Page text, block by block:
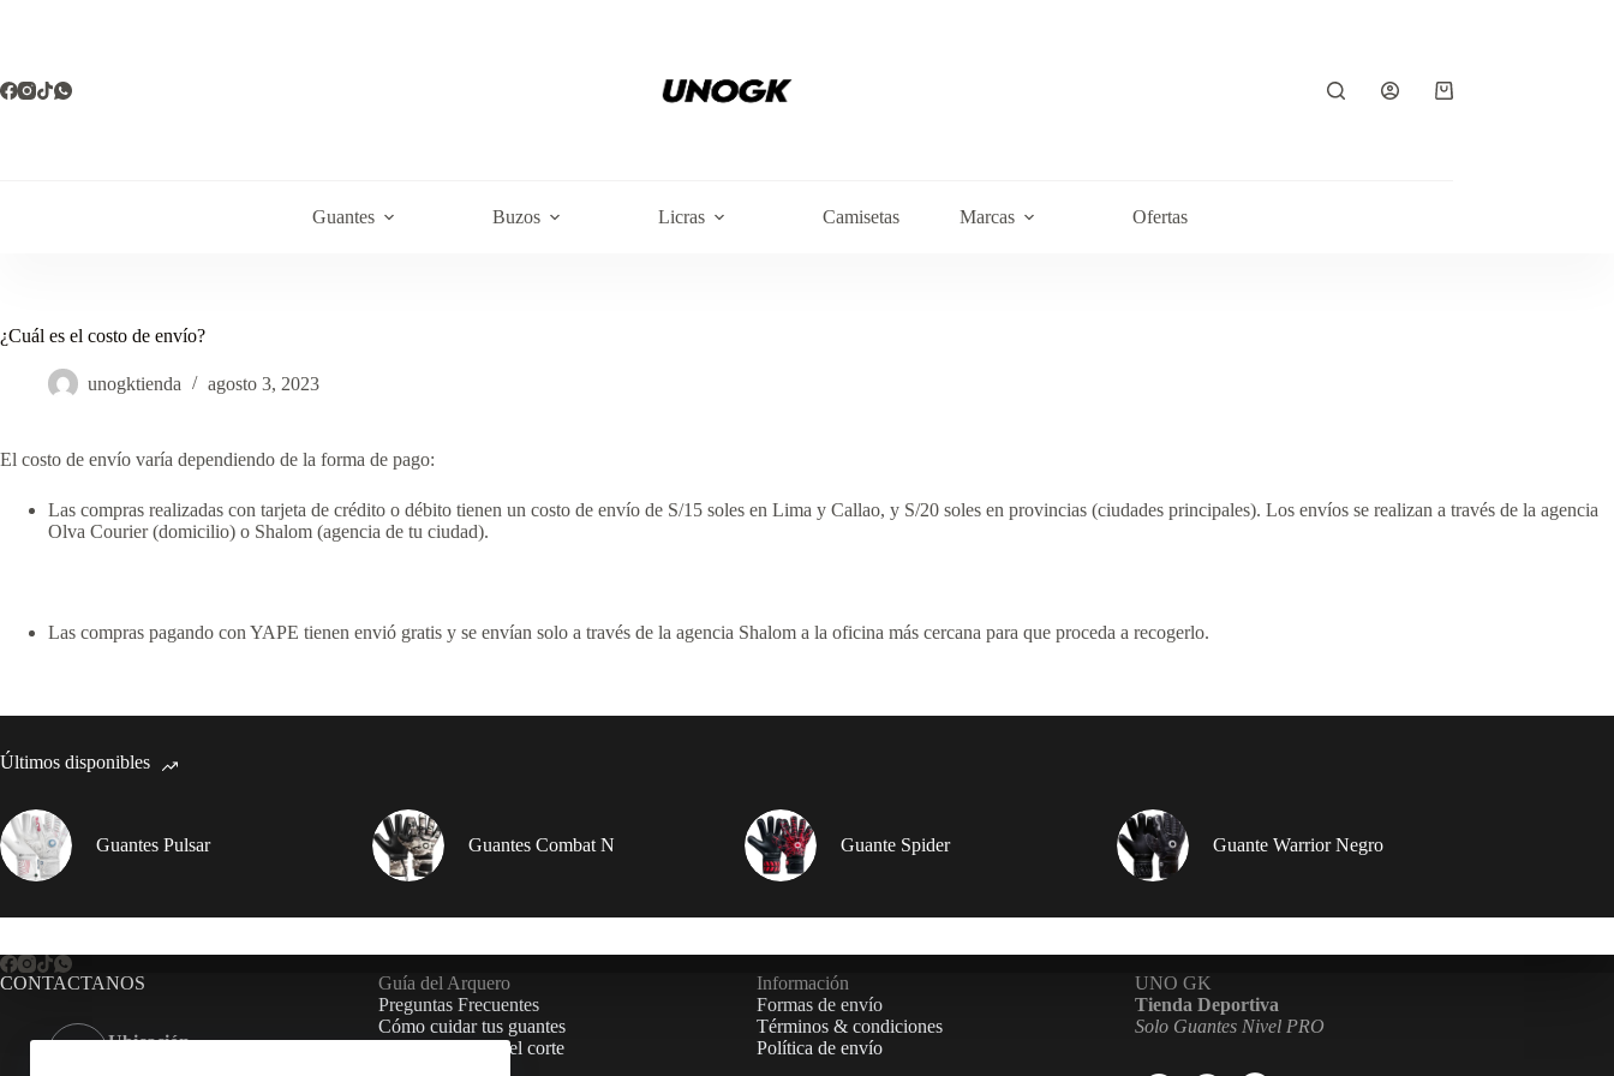
Carro
Guantes Buzos Licras Camisetas Marcas Ofertas
¿Cuál es el costo de envío?
unogktienda agosto 3, 2023
El costo de envío varía dependiendo de la forma de pago:
Las compras realizadas con tarjeta de crédito o débito tienen un costo de envío de S/15 soles en Lima y Callao, y S/20 soles en provincias (ciudades principales). Los envíos se realizan a través de la agencia
Olva Courier (domicilio) o Shalom (agencia de tu ciudad).
Las compras pagando con YAPE tienen envió gratis y se envían solo a través de la agencia Shalom a la oficina más cercana para que proceda a recogerlo.
Últimos disponibles
Guantes Pulsar Guantes Combat N Guante Spider Guante Warrior Negro
CONTACTANOS
Ubicación
Guía del Arquero
Preguntas Frecuentes
Cómo cuidar tus guantes
Aprende a elegir el corte
Información
Formas de envío
Términos & condiciones
Política de envío
UNO GK
Tienda Deportiva
Solo Guantes Nivel PRO